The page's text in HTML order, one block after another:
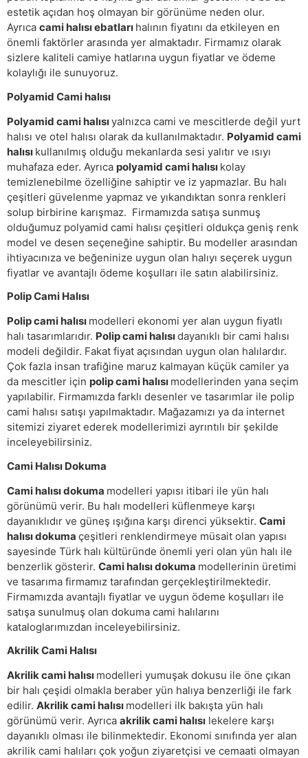
estetik açıdan hoş olmayan bir görünüme neden olur.
Ayrıca cami halısı ebatları halının fiyatını da etkileyen en
önemli faktörler arasında yer almaktadır. Firmamız olarak
sizlere kaliteli camiye hatlarına uygun fiyatlar ve ödeme
kolaylığı ile sunuyoruz.
Polyamid Cami halısı
Polyamid cami halısıyalnızca cami ve mescitlerde değil yurt
halısı ve otel halısı olarak da kullanılmaktadır. Polyamid cami
halısı kullanılmış olduğu mekanlarda sesi yalıtır ve ısıyı
muhafaza eder. Ayrıca polyamid cami halısı kolay
temizlenebilme özelliğine sahiptir ve iz yapmazlar. Bu halı
çeşitleri güvelenme yapmaz ve yıkandıktan sonra renkleri
solup birbirine karışmaz. Firmamızda satışa sunmuş
olduğumuz polyamid cami halısı çeşitleri oldukça geniş renk
model ve desen seçeneğine sahiptir. Bu modeller arasından
ihtiyacınıza ve beğeninize uygun olan halıyı seçerek uygun
fiyatlar ve avantajlı ödeme koşulları ile satın alabilirsiniz.
Polip Cami Halısı
Polip cami halısı modelleri ekonomi yer alan uygun fiyatlı
halı tasarımlarıdır. Polip cami halısıdayanıklı bir cami halısı
modeli değildir. Fakat fiyat açısından uygun olan halılardır.
Çok fazla insan trafiğine maruz kalmayan küçük camiler ya
da mescitler için polip cami halısı modellerinden yana seçim
yapılabilir. Firmamızda farklı desenler ve tasarımlar ile polip
cami halısı satışı yapılmaktadır. Mağazamızı ya da internet
sitemizi ziyaret ederek modellerimizi ayrıntılı bir şekilde
inceleyebilirsiniz.
Cami Halısı Dokuma
Cami halısı dokuma modelleri yapısı itibari ile yün halı
görünümü verir. Bu halı modelleri küflenmeye karşı
dayanıklıdır ve güneş ışığına karşı direnci yüksektir. Cami
halısı dokuma çeşitleri renklendirmeye müsait olan yapısı
sayesinde Türk halı kültüründe önemli yeri olan yün halı ile
benzerlik gösterir. Cami halısı dokuma modellerinin üretimi
ve tasarıma firmamız tarafından gerçekleştirilmektedir.
Firmamızda avantajlı fiyatlar ve uygun ödeme koşulları ile
satışa sunulmuş olan dokuma cami halılarını
kataloglarımızdan inceleyebilirsiniz.
Akrilik Cami Halısı
Akrilik cami halısı modelleri yumuşak dokusu ile öne çıkan
bir halı çeşidi olmakla beraber yün halıya benzerliği ile fark
edilir. Akrilik cami halısı modelleri ilk bakışta yün halı
görünümü verir. Ayrıca akrilik cami halısı lekelere karşı
dayanıklı olması ile bilinmektedir. Ekonomi sınıfında yer alan
akrilik cami halıları çok yoğun ziyaretçisi ve cemaati olmayan